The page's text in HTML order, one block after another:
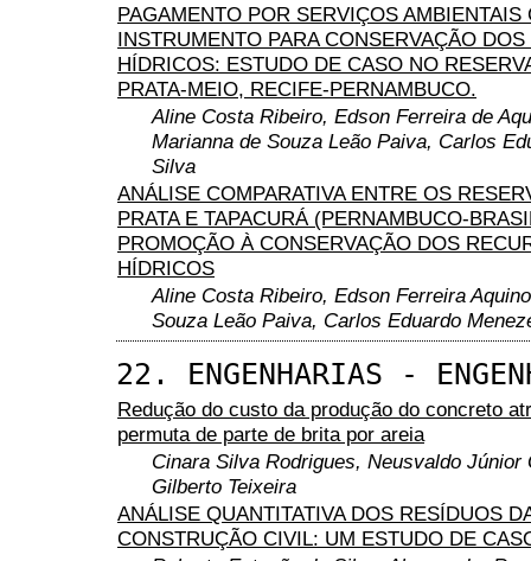
PAGAMENTO POR SERVIÇOS AMBIENTAIS
INSTRUMENTO PARA CONSERVAÇÃO
HÍDRICOS: ESTUDO DE CASO NO
PRATA-MEIO, RECIFE-PERNAMBUCO.
Aline Costa Ribeiro, Edson Ferreira de
Marianna de Souza Leão Paiva, Carlos
Silva
ANÁLISE COMPARATIVA ENTRE OS
PRATA E TAPACURÁ (PERNAMBUCO-
PROMOÇÃO À CONSERVAÇÃO DOS
HÍDRICOS
Aline Costa Ribeiro, Edson Ferreira
Souza Leão Paiva, Carlos Eduardo
22. ENGENHARIAS -
Redução do custo da produção do concreto
permuta de parte de brita por areia
Cinara Silva Rodrigues, Neusvaldo Júnior
Gilberto Teixeira
ANÁLISE QUANTITATIVA DOS RESÍDUOS
CONSTRUÇÃO CIVIL: UM ESTUDO DE